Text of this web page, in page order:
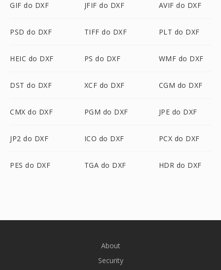
GIF do DXF JFIF do DXF AVIF do DXF
PSD do DXF TIFF do DXF PLT do DXF
HEIC do DXF PS do DXF WMF do DXF
DST do DXF XCF do DXF CGM do DXF
CMX do DXF PGM do DXF JPE do DXF
JP2 do DXF ICO do DXF PCX do DXF
PES do DXF TGA do DXF HDR do DXF
About
Security